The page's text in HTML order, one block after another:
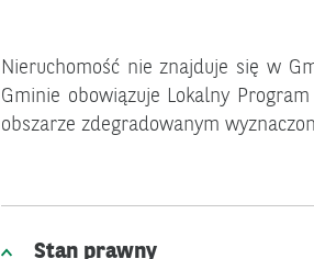
Nieruchomość nie znajduje się w
Gminie obowiązuje Lokalny
obszarze zdegradowanym
Stan prawny